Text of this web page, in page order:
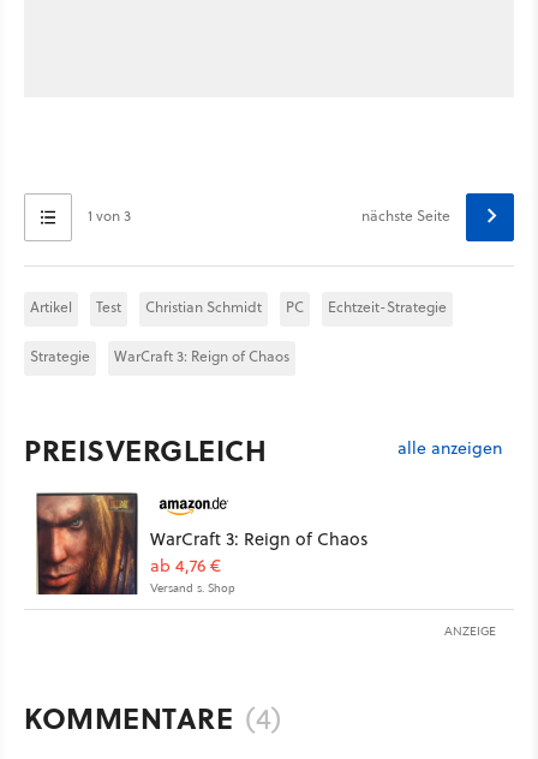
1 von 3 nächste Seite
Artikel Test Christian Schmidt PC Echtzeit-Strategie
Strategie WarCraft 3: Reign of Chaos
PREISVERGLEICH alle anzeigen
WarCraft 3: Reign of Chaos
ab 4,76 €
Versand s. Shop
ANZEIGE
KOMMENTARE (4)